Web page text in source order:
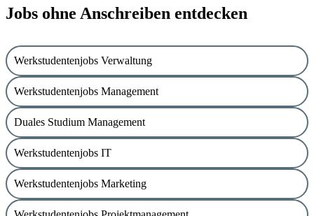
Jobs ohne Anschreiben entdecken
Werkstudentenjobs Verwaltung
Werkstudentenjobs Management
Duales Studium Management
Werkstudentenjobs IT
Werkstudentenjobs Marketing